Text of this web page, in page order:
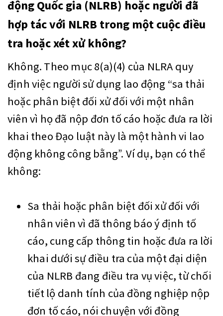
động Quốc gia (NLRB) hoặc người đã
hợp tác với NLRB trong một cuộc điều
tra hoặc xét xử không?
Không. Theo mục 8(a)(4) của NLRA quy
định việc người sử dụng lao động “sa thải
hoặc phân biệt đối xử đối với một nhân
viên vì họ đã nộp đơn tố cáo hoặc đưa ra lời
khai theo Đạo luật này là một hành vi lao
động không công bằng”. Ví dụ, bạn có thể
không:
Sa thải hoặc phân biệt đối xử đối với
nhân viên vì đã thông báo ý định tố
cáo, cung cấp thông tin hoặc đưa ra lời
khai dưới sự điều tra của một đại diện
của NLRB đang điều tra vụ việc, từ chối
tiết lộ danh tính của đồng nghiệp nộp
đơn tố cáo, nói chuyện với đồng